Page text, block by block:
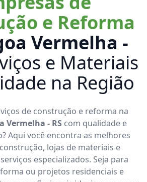
e Reforma
Vermelha -
e Materiais
na Região
de construção e reforma na
Vermelha - RS com qualidade e
Aqui você encontra as melhores
lojas de materiais e
especializados. Seja para
ou projetos residenciais e